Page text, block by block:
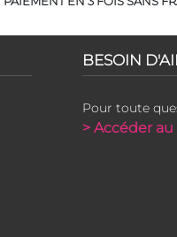
BESOIN
Pour toute
> Accéder